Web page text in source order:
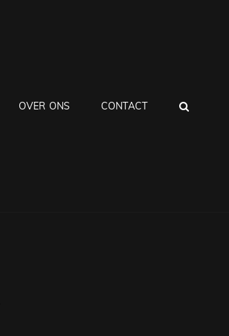
OVER ONS CONTACT